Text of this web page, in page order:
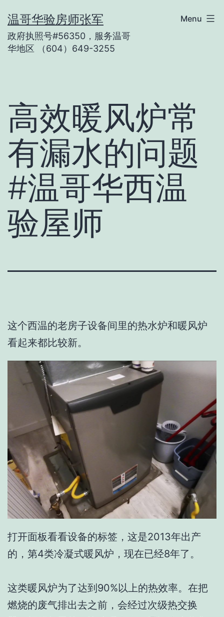
to
content
温哥华验房师张军
政府执照号#56350，服务温哥
华地区 （604）649-3255
Menu
高效暖风炉常
有漏水的问题
#温哥华西温
验屋师
这个西温的老房子设备间里的热水炉和暖风炉
看起来都比较新。
打开面板看看设备的标签，这是2013年出产
的，第4类冷凝式暖风炉，现在已经8年了。
这类暖风炉为了达到90%以上的热效率。在把
燃烧的废气排出去之前，会经过次级热交换